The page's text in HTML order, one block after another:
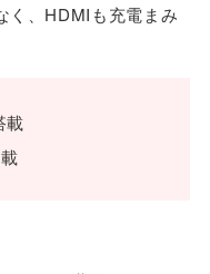
く、HDMIも充電まみ
載